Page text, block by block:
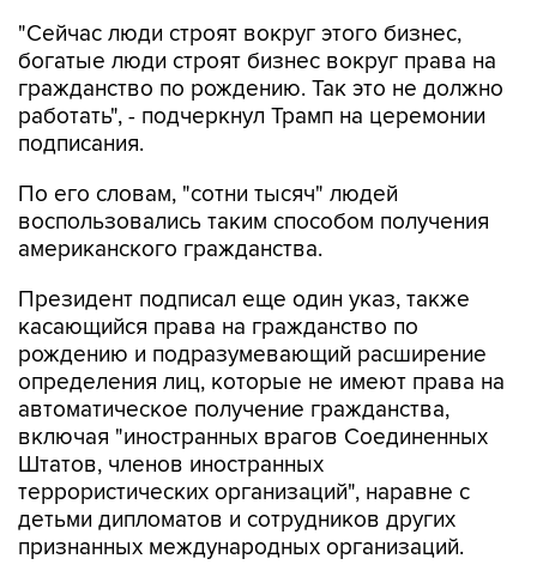
"Сейчас люди строят вокруг этого бизнес,
богатые люди строят бизнес вокруг права на
гражданство по рождению. Так это не должно
работать", - подчеркнул Трамп на церемонии
подписания.
По его словам, "сотни тысяч" людей
воспользовались таким способом получения
американского гражданства.
Президент подписал еще один указ, также
касающийся права на гражданство по
рождению и подразумевающий расширение
определения лиц, которые не имеют права на
автоматическое получение гражданства,
включая "иностранных врагов Соединенных
Штатов, членов иностранных
террористических организаций", наравне с
детьми дипломатов и сотрудников других
признанных международных организаций.